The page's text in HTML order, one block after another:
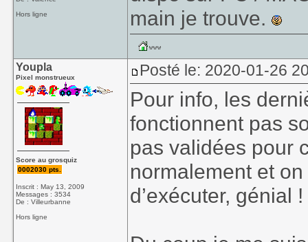
Hors ligne
main je trouve.
Youpla
Pixel monstrueux
Score au grosquiz
0002030 pts.
Inscrit : May 13, 2009
Messages : 3534
De : Villeurbanne
Hors ligne
Posté le: 2020-01-26
Pour info, les
fonctionnent pas
pas validées pour
normalement et
d’exécuter, génial !